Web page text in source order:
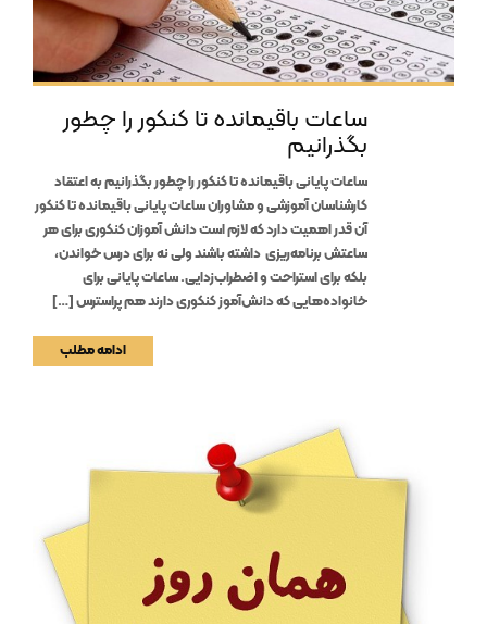
ساعات باقیمانده تا کنکور را چطور
بگذرانیم
ساعات پایانی باقیمانده تا کنکور را چطور بگذرانیم به اعتقاد
کارشناسان آموزشی و مشاوران ساعات پایانی باقیمانده تا کنکور
آن قدر اهمیت دارد که لازم است دانش آموزان کنکوری برای هر
ساعتش برنامه‌ریزی داشته باشند ولی نه برای درس خواندن،
بلکه برای استراحت و اضطراب‌زدایی. ساعات پایانی برای
خانواده‌هایی که دانش‌آموز کنکوری دارند هم پراسترس […]
ادامه مطلب